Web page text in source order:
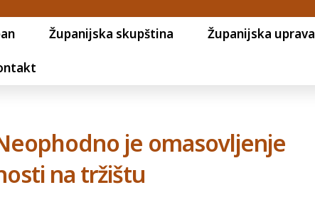
Županijska skupština Županijska uprava
je omasovljenje
na tržištu